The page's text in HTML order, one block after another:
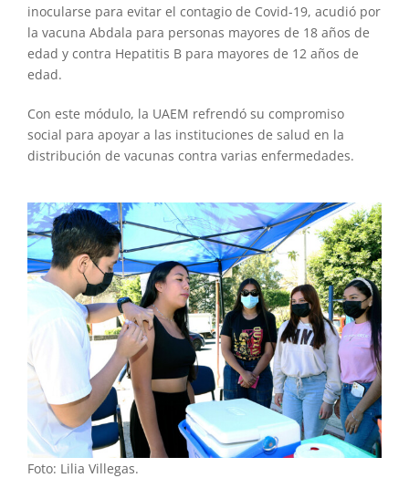
inocularse para evitar el contagio de Covid-19, acudió por
la vacuna Abdala para personas mayores de 18 años de
edad y contra Hepatitis B para mayores de 12 años de
edad.
Con este módulo, la UAEM refrendó su compromiso
social para apoyar a las instituciones de salud en la
distribución de vacunas contra varias enfermedades.
Foto: Lilia Villegas.